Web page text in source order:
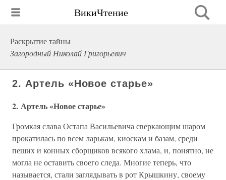
ВикиЧтение
Раскрытие тайны
Загородный Николай Григорьевич
2. Артель «Новое старье»
2. Артель «Новое старье»
Громкая слава Остапа Васильевича сверкающим шаром
прокатилась по всем ларькам, киоскам и базам, среди
пеших и конных сборщиков всякого хлама, и, понятно, не
могла не оставить своего следа. Многие теперь, что
называется, стали заглядывать в рот Крышкину, своему